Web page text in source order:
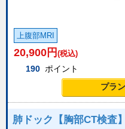
上腹部MRI
20,900 円 (税込)
190 ポイント
プラ
肺ドック【胸部CT検査】